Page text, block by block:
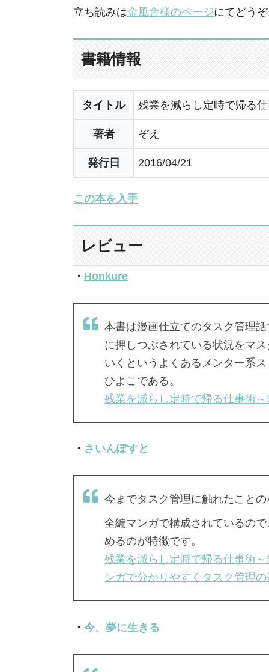
立ち読みは金風舎様のページにてどう
書籍情報
タイトル 残業を減らし定時で帰る
著者 ぞえ
発行日 2016/04/21
この本を入手
レビュー
・ Honkure
本書は漫画仕立てのタスク管理
に押しつぶされている状況をマ
いくというよくあるメンター系
ひよこである。
残業を減らし定時で帰る仕事術
・ さいんぽすと
今までタスク管理に触れたこと
全編マンガで構成されているの
めるのが特徴です。
残業を減らし定時で帰る仕事術
ンガで分かりやすくタスク管理
・ 今、夢に生きる